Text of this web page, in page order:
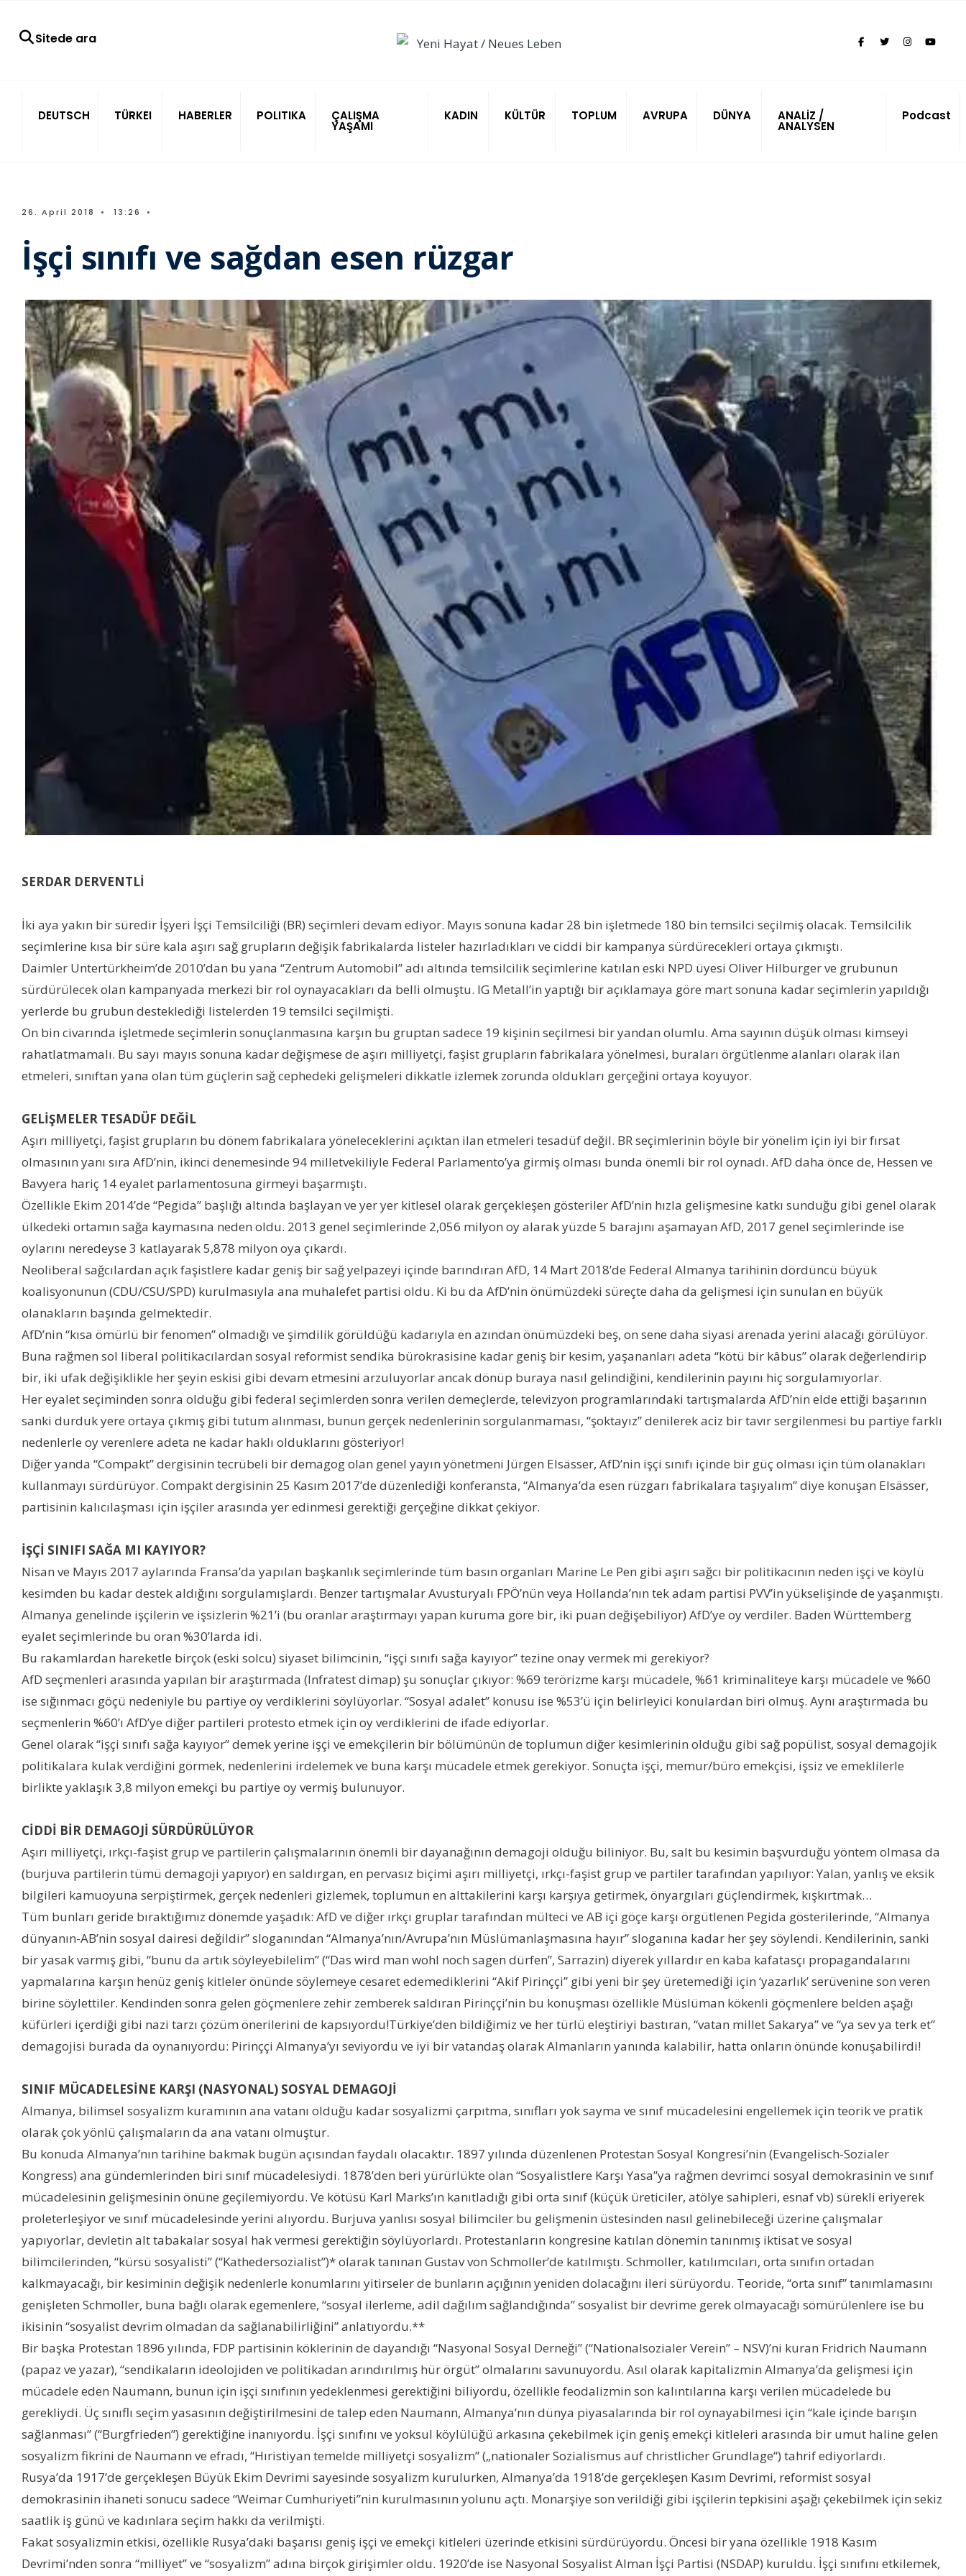
Sitede ara
DEUTSCH TÜRKEI HABERLER POLITIKA ÇALIŞMA
YAŞAMI
KADIN KÜLTÜR TOPLUM AVRUPA DÜNYA ANALİZ /
ANALYSEN
Podcast
26. April 2018 • 13:26 •
İşçi sınıfı ve sağdan esen rüzgar
SERDAR DERVENTLİ
İki aya yakın bir süredir İşyeri İşçi Temsilciliği (BR) seçimleri devam ediyor. Mayıs sonuna kadar 28 bin işletmede 180 bin temsilci seçilmiş olacak. Temsilcilik
seçimlerine kısa bir süre kala aşırı sağ grupların değişik fabrikalarda listeler hazırladıkları ve ciddi bir kampanya sürdürecekleri ortaya çıkmıştı.
Daimler Untertürkheim’de 2010’dan bu yana “Zentrum Automobil” adı altında temsilcilik seçimlerine katılan eski NPD üyesi Oliver Hilburger ve grubunun
sürdürülecek olan kampanyada merkezi bir rol oynayacakları da belli olmuştu. IG Metall’in yaptığı bir açıklamaya göre mart sonuna kadar seçimlerin yapıldığı
yerlerde bu grubun desteklediği listelerden 19 temsilci seçilmişti.
On bin civarında işletmede seçimlerin sonuçlanmasına karşın bu gruptan sadece 19 kişinin seçilmesi bir yandan olumlu. Ama sayının düşük olması kimseyi
rahatlatmamalı. Bu sayı mayıs sonuna kadar değişmese de aşırı milliyetçi, faşist grupların fabrikalara yönelmesi, buraları örgütlenme alanları olarak ilan
etmeleri, sınıftan yana olan tüm güçlerin sağ cephedeki gelişmeleri dikkatle izlemek zorunda oldukları gerçeğini ortaya koyuyor.
GELİŞMELER TESADÜF DEĞİL
Aşırı milliyetçi, faşist grupların bu dönem fabrikalara yöneleceklerini açıktan ilan etmeleri tesadüf değil. BR seçimlerinin böyle bir yönelim için iyi bir fırsat
olmasının yanı sıra AfD’nin, ikinci denemesinde 94 milletvekiliyle Federal Parlamento’ya girmiş olması bunda önemli bir rol oynadı. AfD daha önce de, Hessen ve
Bavyera hariç 14 eyalet parlamentosuna girmeyi başarmıştı.
Özellikle Ekim 2014’de “Pegida” başlığı altında başlayan ve yer yer kitlesel olarak gerçekleşen gösteriler AfD’nin hızla gelişmesine katkı sunduğu gibi genel olarak
ülkedeki ortamın sağa kaymasına neden oldu. 2013 genel seçimlerinde 2,056 milyon oy alarak yüzde 5 barajını aşamayan AfD, 2017 genel seçimlerinde ise
oylarını neredeyse 3 katlayarak 5,878 milyon oya çıkardı.
Neoliberal sağcılardan açık faşistlere kadar geniş bir sağ yelpazeyi içinde barındıran AfD, 14 Mart 2018’de Federal Almanya tarihinin dördüncü büyük
koalisyonunun (CDU/CSU/SPD) kurulmasıyla ana muhalefet partisi oldu. Ki bu da AfD’nin önümüzdeki süreçte daha da gelişmesi için sunulan en büyük
olanakların başında gelmektedir.
AfD’nin “kısa ömürlü bir fenomen” olmadığı ve şimdilik görüldüğü kadarıyla en azından önümüzdeki beş, on sene daha siyasi arenada yerini alacağı görülüyor.
Buna rağmen sol liberal politikacılardan sosyal reformist sendika bürokrasisine kadar geniş bir kesim, yaşananları adeta “kötü bir kâbus” olarak değerlendirip
bir, iki ufak değişiklikle her şeyin eskisi gibi devam etmesini arzuluyorlar ancak dönüp buraya nasıl gelindiğini, kendilerinin payını hiç sorgulamıyorlar.
Her eyalet seçiminden sonra olduğu gibi federal seçimlerden sonra verilen demeçlerde, televizyon programlarındaki tartışmalarda AfD’nin elde ettiği başarının
sanki durduk yere ortaya çıkmış gibi tutum alınması, bunun gerçek nedenlerinin sorgulanmaması, “şoktayız” denilerek aciz bir tavır sergilenmesi bu partiye farklı
nedenlerle oy verenlere adeta ne kadar haklı olduklarını gösteriyor!
Diğer yanda “Compakt” dergisinin tecrübeli bir demagog olan genel yayın yönetmeni Jürgen Elsässer, AfD’nin işçi sınıfı içinde bir güç olması için tüm olanakları
kullanmayı sürdürüyor. Compakt dergisinin 25 Kasım 2017’de düzenlediği konferansta, “Almanya’da esen rüzgarı fabrikalara taşıyalım” diye konuşan Elsässer,
partisinin kalıcılaşması için işçiler arasında yer edinmesi gerektiği gerçeğine dikkat çekiyor.
İŞÇİ SINIFI SAĞA MI KAYIYOR?
Nisan ve Mayıs 2017 aylarında Fransa’da yapılan başkanlık seçimlerinde tüm basın organları Marine Le Pen gibi aşırı sağcı bir politikacının neden işçi ve köylü
kesimden bu kadar destek aldığını sorgulamışlardı. Benzer tartışmalar Avusturyalı FPÖ’nün veya Hollanda’nın tek adam partisi PVV’in yükselişinde de yaşanmıştı.
Almanya genelinde işçilerin ve işsizlerin %21’i (bu oranlar araştırmayı yapan kuruma göre bir, iki puan değişebiliyor) AfD’ye oy verdiler. Baden Württemberg
eyalet seçimlerinde bu oran %30’larda idi.
Bu rakamlardan hareketle birçok (eski solcu) siyaset bilimcinin, “işçi sınıfı sağa kayıyor” tezine onay vermek mi gerekiyor?
AfD seçmenleri arasında yapılan bir araştırmada (Infratest dimap) şu sonuçlar çıkıyor: %69 terörizme karşı mücadele, %61 kriminaliteye karşı mücadele ve %60
ise sığınmacı göçü nedeniyle bu partiye oy verdiklerini söylüyorlar. “Sosyal adalet” konusu ise %53’ü için belirleyici konulardan biri olmuş. Aynı araştırmada bu
seçmenlerin %60’ı AfD’ye diğer partileri protesto etmek için oy verdiklerini de ifade ediyorlar.
Genel olarak “işçi sınıfı sağa kayıyor” demek yerine işçi ve emekçilerin bir bölümünün de toplumun diğer kesimlerinin olduğu gibi sağ popülist, sosyal demagojik
politikalara kulak verdiğini görmek, nedenlerini irdelemek ve buna karşı mücadele etmek gerekiyor. Sonuçta işçi, memur/büro emekçisi, işsiz ve emeklilerle
birlikte yaklaşık 3,8 milyon emekçi bu partiye oy vermiş bulunuyor.
CİDDİ BİR DEMAGOJİ SÜRDÜRÜLÜYOR
Aşırı milliyetçi, ırkçı-faşist grup ve partilerin çalışmalarının önemli bir dayanağının demagoji olduğu biliniyor. Bu, salt bu kesimin başvurduğu yöntem olmasa da
(burjuva partilerin tümü demagoji yapıyor) en saldırgan, en pervasız biçimi aşırı milliyetçi, ırkçı-faşist grup ve partiler tarafından yapılıyor: Yalan, yanlış ve eksik
bilgileri kamuoyuna serpiştirmek, gerçek nedenleri gizlemek, toplumun en alttakilerini karşı karşıya getirmek, önyargıları güçlendirmek, kışkırtmak…
Tüm bunları geride bıraktığımız dönemde yaşadık: AfD ve diğer ırkçı gruplar tarafından mülteci ve AB içi göçe karşı örgütlenen Pegida gösterilerinde, “Almanya
dünyanın-AB’nin sosyal dairesi değildir” sloganından “Almanya’nın/Avrupa’nın Müslümanlaşmasına hayır” sloganına kadar her şey söylendi. Kendilerinin, sanki
bir yasak varmış gibi, “bunu da artık söyleyebilelim” (“Das wird man wohl noch sagen dürfen”, Sarrazin) diyerek yıllardır en kaba kafatasçı propagandalarını
yapmalarına karşın henüz geniş kitleler önünde söylemeye cesaret edemediklerini “Akif Pirinççi” gibi yeni bir şey üretemediği için ‘yazarlık’ serüvenine son veren
birine söylettiler. Kendinden sonra gelen göçmenlere zehir zemberek saldıran Pirinççi’nin bu konuşması özellikle Müslüman kökenli göçmenlere belden aşağı
küfürleri içerdiği gibi nazi tarzı çözüm önerilerini de kapsıyordu!Türkiye’den bildiğimiz ve her türlü eleştiriyi bastıran, “vatan millet Sakarya” ve “ya sev ya terk et”
demagojisi burada da oynanıyordu: Pirinççi Almanya’yı seviyordu ve iyi bir vatandaş olarak Almanların yanında kalabilir, hatta onların önünde konuşabilirdi!
SINIF MÜCADELESİNE KARŞI (NASYONAL) SOSYAL DEMAGOJİ
Almanya, bilimsel sosyalizm kuramının ana vatanı olduğu kadar sosyalizmi çarpıtma, sınıfları yok sayma ve sınıf mücadelesini engellemek için teorik ve pratik
olarak çok yönlü çalışmaların da ana vatanı olmuştur.
Bu konuda Almanya’nın tarihine bakmak bugün açısından faydalı olacaktır. 1897 yılında düzenlenen Protestan Sosyal Kongresi’nin (Evangelisch-Sozialer
Kongress) ana gündemlerinden biri sınıf mücadelesiydi. 1878’den beri yürürlükte olan “Sosyalistlere Karşı Yasa”ya rağmen devrimci sosyal demokrasinin ve sınıf
mücadelesinin gelişmesinin önüne geçilemiyordu. Ve kötüsü Karl Marks’ın kanıtladığı gibi orta sınıf (küçük üreticiler, atölye sahipleri, esnaf vb) sürekli eriyerek
proleterleşiyor ve sınıf mücadelesinde yerini alıyordu. Burjuva yanlısı sosyal bilimciler bu gelişmenin üstesinden nasıl gelinebileceği üzerine çalışmalar
yapıyorlar, devletin alt tabakalar sosyal hak vermesi gerektiğin söylüyorlardı. Protestanların kongresine katılan dönemin tanınmış iktisat ve sosyal
bilimcilerinden, “kürsü sosyalisti” (“Kathedersozialist”)* olarak tanınan Gustav von Schmoller’de katılmıştı. Schmoller, katılımcıları, orta sınıfın ortadan
kalkmayacağı, bir kesiminin değişik nedenlerle konumlarını yitirseler de bunların açığının yeniden dolacağını ileri sürüyordu. Teoride, “orta sınıf” tanımlamasını
genişleten Schmoller, buna bağlı olarak egemenlere, “sosyal ilerleme, adil dağılım sağlandığında” sosyalist bir devrime gerek olmayacağı sömürülenlere ise bu
ikisinin “sosyalist devrim olmadan da sağlanabilirliğini” anlatıyordu.**
Bir başka Protestan 1896 yılında, FDP partisinin köklerinin de dayandığı “Nasyonal Sosyal Derneği” (“Nationalsozialer Verein” – NSV)’ni kuran Fridrich Naumann
(papaz ve yazar), “sendikaların ideolojiden ve politikadan arındırılmış hür örgüt” olmalarını savunuyordu. Asıl olarak kapitalizmin Almanya’da gelişmesi için
mücadele eden Naumann, bunun için işçi sınıfının yedeklenmesi gerektiğini biliyordu, özellikle feodalizmin son kalıntılarına karşı verilen mücadelede bu
gerekliydi. Üç sınıflı seçim yasasının değiştirilmesini de talep eden Naumann, Almanya’nın dünya piyasalarında bir rol oynayabilmesi için “kale içinde barışın
sağlanması” (“Burgfrieden”) gerektiğine inanıyordu. İşçi sınıfını ve yoksul köylülüğü arkasına çekebilmek için geniş emekçi kitleleri arasında bir umut haline gelen
sosyalizm fikrini de Naumann ve efradı, “Hıristiyan temelde milliyetçi sosyalizm” („nationaler Sozialismus auf christlicher Grundlage“) tahrif ediyorlardı.
Rusya’da 1917’de gerçekleşen Büyük Ekim Devrimi sayesinde sosyalizm kurulurken, Almanya’da 1918’de gerçekleşen Kasım Devrimi, reformist sosyal
demokrasinin ihaneti sonucu sadece “Weimar Cumhuriyeti”nin kurulmasının yolunu açtı. Monarşiye son verildiği gibi işçilerin tepkisini aşağı çekebilmek için sekiz
saatlik iş günü ve kadınlara seçim hakkı da verilmişti.
Fakat sosyalizmin etkisi, özellikle Rusya’daki başarısı geniş işçi ve emekçi kitleleri üzerinde etkisini sürdürüyordu. Öncesi bir yana özellikle 1918 Kasım
Devrimi’nden sonra “milliyet” ve “sosyalizm” adına birçok girişimler oldu. 1920’de ise Nasyonal Sosyalist Alman İşçi Partisi (NSDAP) kuruldu. İşçi sınıfını etkilemek,